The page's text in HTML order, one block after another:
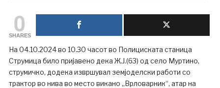
0
SHARES
На 04.10.2024 во 10.30 часот во Полициската станица
Струмица било пријавено дека Ж.Ј.(63) од село Муртино,
струмичко, додека извршувал земјоделски работи со
трактор во нива во место викано „Врловарник“, атар на